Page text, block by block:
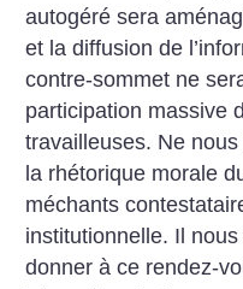
autogéré sera
et la diffusion de
contre-sommet ne
participation massive
travailleuses. Ne
la rhétorique morale
méchants
institutionnelle. Il
donner à ce rendez-